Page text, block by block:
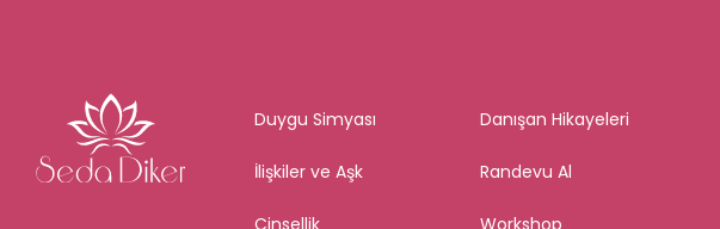
Duygu Simyası
İlişkiler ve Aşk
Cinsellik
Danışan Hikayeleri
Randevu Al
Workshop